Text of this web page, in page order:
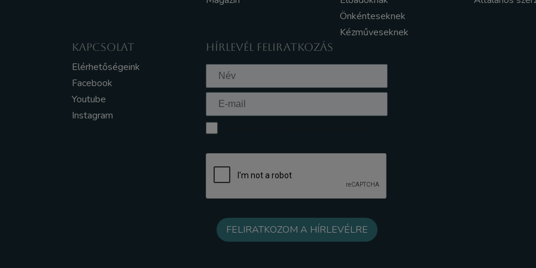
Önkénteseknek
Kézműveseknek
KAPCSOLAT
Elérhetőségeink
Facebook
Youtube
Instagram
HÍRLEVÉL FELIRATKOZÁS